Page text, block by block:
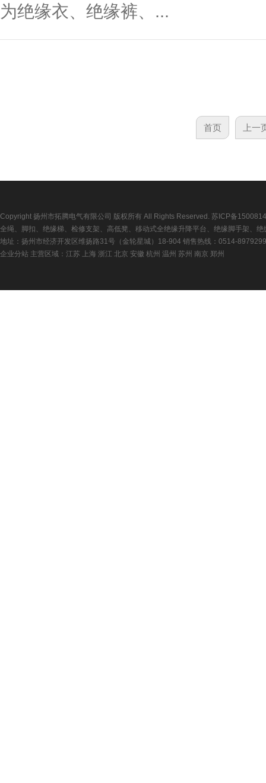
为绝缘衣、绝缘裤、...
首页 上一
Copyright 扬州市拓腾电气有限公司 版权所有 All Rights Reserved. 苏ICP备
全绳、脚扣、绝缘梯、检修支架、高低凳、移动式全绝缘升降平台、绝缘脚手架、
地址：扬州市经济开发区维扬路31号（金轮星城）18-904 销售热线：0514-
企业分站 主营区域： 江苏 上海 浙江 北京 安徽 杭州 温州 苏州 南京 郑州